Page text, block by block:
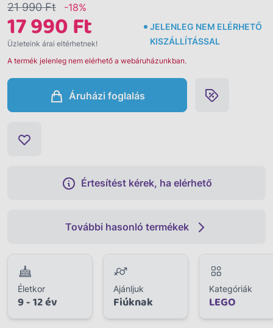
21 990 Ft -18%
17 990 Ft
Üzleteink árai eltérhetnek!
JELENLEG NEM ELÉRHETŐ
KISZÁLLÍTÁSSAL
A termék jelenleg nem elérhető a webáruházunkban.
Áruházi foglalás
Értesítést kérek, ha elérhető
További hasonló termékek
Életkor
9 - 12 év
Ajánljuk
Fiúknak
Kategóriák
LEGO